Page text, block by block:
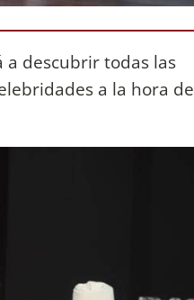
a descubrir todas las
a la hora de